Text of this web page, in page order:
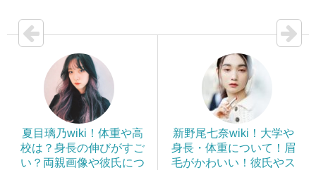
夏目璃乃wiki！体重や高
校は？身長の伸びがすご
い？両親画像や彼氏につ
新野尾七奈wiki！大学や
身長・体重について！眉
毛がかわいい！彼氏やス